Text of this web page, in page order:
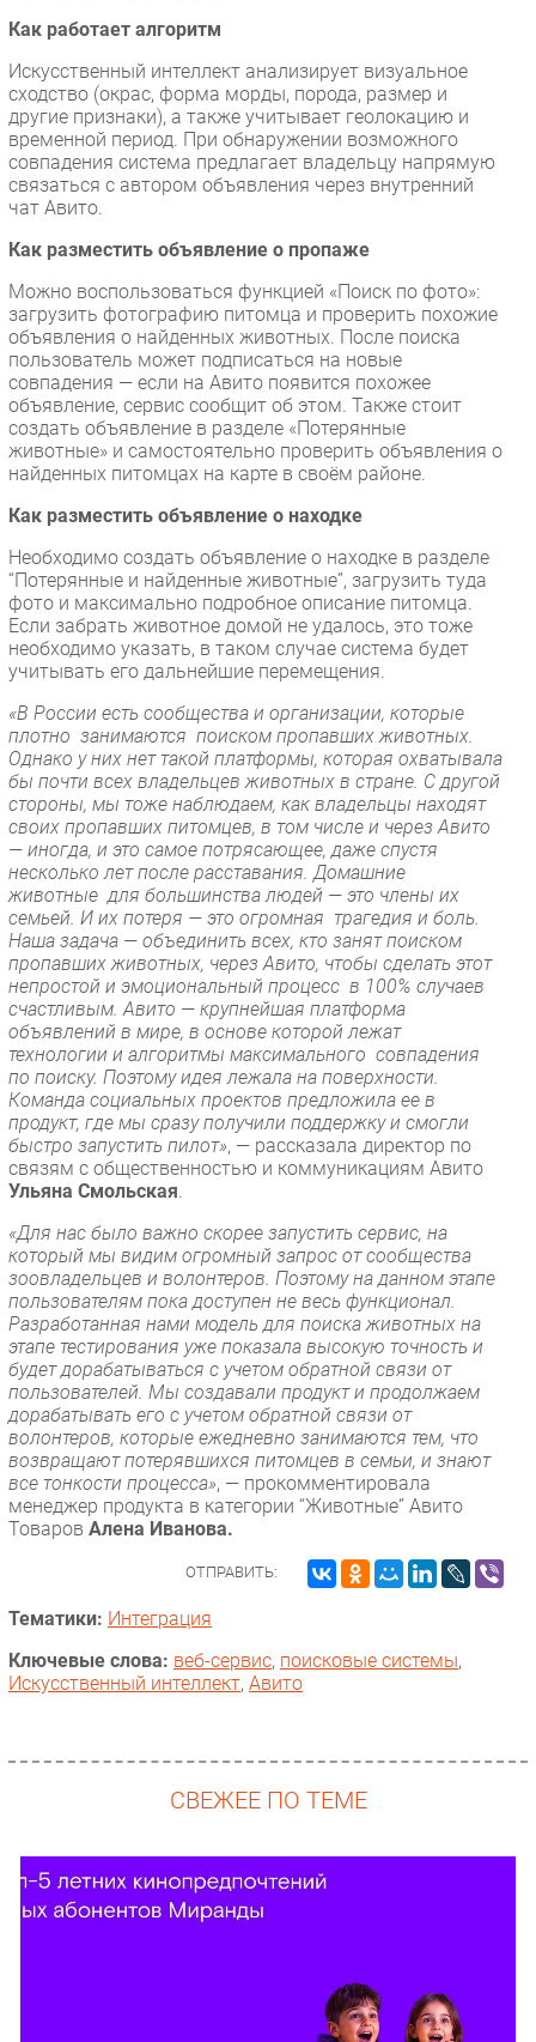
Как работает алгоритм
Искусственный интеллект анализирует визуальное
сходство (окрас, форма морды, порода, размер и
другие признаки), а также учитывает геолокацию и
временной период. При обнаружении возможного
совпадения система предлагает владельцу напрямую
связаться с автором объявления через внутренний
чат Авито.
Как разместить объявление о пропаже
Можно воспользоваться функцией «Поиск по фото»:
загрузить фотографию питомца и проверить похожие
объявления о найденных животных. После поиска
пользователь может подписаться на новые
совпадения — если на Авито появится похожее
объявление, сервис сообщит об этом. Также стоит
создать объявление в разделе «Потерянные
животные» и самостоятельно проверить объявления о
найденных питомцах на карте в своём районе.
Как разместить объявление о находке
Необходимо создать объявление о находке в разделе
“Потерянные и найденные животные”, загрузить туда
фото и максимально подробное описание питомца.
Если забрать животное домой не удалось, это тоже
необходимо указать, в таком случае система будет
учитывать его дальнейшие перемещения.
«В России есть сообщества и организации, которые
плотно занимаются поиском пропавших животных.
Однако у них нет такой платформы, которая охватывала
бы почти всех владельцев животных в стране. С другой
стороны, мы тоже наблюдаем, как владельцы находят
своих пропавших питомцев, в том числе и через Авито
— иногда, и это самое потрясающее, даже спустя
несколько лет после расставания. Домашние
животные для большинства людей — это члены их
семьей. И их потеря — это огромная трагедия и боль.
Наша задача — объединить всех, кто занят поиском
пропавших животных, через Авито, чтобы сделать этот
непростой и эмоциональный процесс в 100% случаев
счастливым. Авито — крупнейшая платформа
объявлений в мире, в основе которой лежат
технологии и алгоритмы максимального совпадения
по поиску. Поэтому идея лежала на поверхности.
Команда социальных проектов предложила ее в
продукт, где мы сразу получили поддержку и смогли
быстро запустить пилот», — рассказала директор по
связям с общественностью и коммуникациям Авито
Ульяна Смольская
«Для нас было важно скорее запустить сервис, на
который мы видим огромный запрос от сообщества
зоовладельцев и волонтеров. Поэтому на данном этапе
пользователям пока доступен не весь функционал.
Разработанная нами модель для поиска животных на
этапе тестирования уже показала высокую точность и
будет дорабатываться с учетом обратной связи от
пользователей. Мы создавали продукт и продолжаем
дорабатывать его с учетом обратной связи от
волонтеров, которые ежедневно занимаются тем, что
возвращают потерявшихся питомцев в семьи, и знают
все тонкости процесса», — прокомментировала
менеджер продукта в категории “Животные” Авито
Товаров Алена Иванова.
ОТПРАВИТЬ:
Тематики: Интеграция
Ключевые слова: веб-сервис, поисковые системы,
Искусственный интеллект, Авито
СВЕЖЕЕ ПО ТЕМЕ